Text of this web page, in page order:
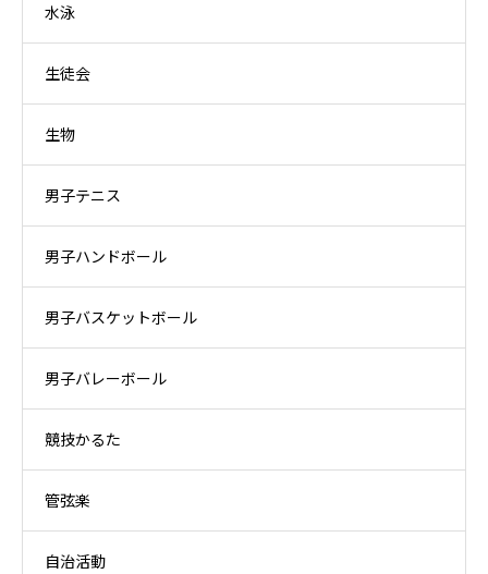
水泳
生徒会
生物
男子テニス
男子ハンドボール
男子バスケットボール
男子バレーボール
競技かるた
管弦楽
自治活動